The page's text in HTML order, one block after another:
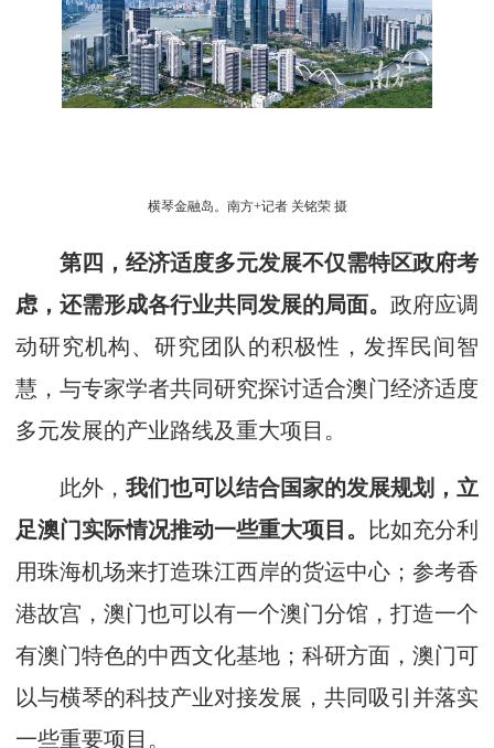
横琴金融岛。南方+记者 关铭荣 摄
第四， 经济适度多元发展不仅需特区政府考
虑，还需形成各行业共同发展的局面。 政府应调
动研究机构、研究团队的积极性，发挥民间智
慧，与专家学者共同研究探讨适合澳门经济适度
多元发展的产业路线及重大项目。
此外， 我们也可以结合国家的发展规划，立
足澳门实际情况推动一些重大项目。
比如充分利
用珠海机场来打造珠江西岸的货运中心；参考香
港故宫，澳门也可以有一个澳门分馆，打造一个
有澳门特色的中西文化基地；科研方面，澳门可
以与横琴的科技产业对接发展，共同吸引并落实
一些重要项目。